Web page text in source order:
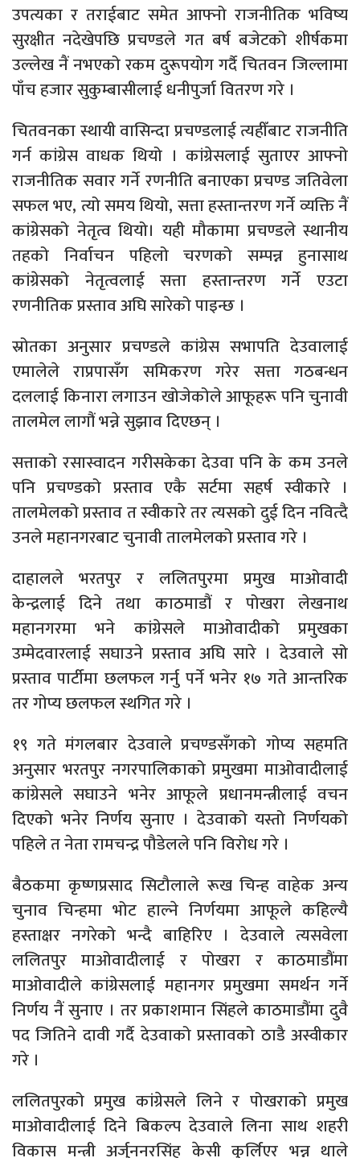
उपत्यका र तराईबाट समेत आफ्नो राजनीतिक भविष्य
सुरक्षीत नदेखेपछि प्रचण्डले गत बर्ष बजेटको शीर्षकमा
उल्लेख नैं नभएको रकम दुरूपयोग गर्दै चितवन जिल्लामा
पाँच हजार सुकुम्बासीलाई धनीपुर्जा वितरण गरे ।
चितवनका स्थायी वासिन्दा प्रचण्डलाई त्यहीँबाट राजनीति
गर्न कांग्रेस वाधक थियो । कांग्रेसलाई सुताएर आफ्नो
राजनीतिक सवार गर्ने रणनीति बनाएका प्रचण्ड जतिवेला
सफल भए, त्यो समय थियो, सत्ता हस्तान्तरण गर्ने व्यक्ति नैं
कांग्रेसको नेतृत्व थियो। यही मौकामा प्रचण्डले स्थानीय
तहको निर्वाचन पहिलो चरणको सम्पन्न हुनासाथ
कांग्रेसको नेतृत्वलाई सत्ता हस्तान्तरण गर्ने एउटा
रणनीतिक प्रस्ताव अघि सारेको पाइन्छ ।
स्रोतका अनुसार प्रचण्डले कांग्रेस सभापति देउवालाई
एमालेले राप्रपासँग समिकरण गरेर सत्ता गठबन्धन
दललाई किनारा लगाउन खोजेकोले आफूहरू पनि चुनावी
तालमेल लागौं भन्ने सुझाव दिएछन् ।
सत्ताको रसास्वादन गरीसकेका देउवा पनि के कम उनले
पनि प्रचण्डको प्रस्ताव एकै सर्टमा सहर्ष स्वीकारे ।
तालमेलको प्रस्ताव त स्वीकारे तर त्यसको दुई दिन नवित्दै
उनले महानगरबाट चुनावी तालमेलको प्रस्ताव गरे ।
दाहालले भरतपुर र ललितपुरमा प्रमुख माओवादी
केन्द्रलाई दिने तथा काठमाडौं र पोखरा लेखनाथ
महानगरमा भने कांग्रेसले माओवादीको प्रमुखका
उम्मेदवारलाई सघाउने प्रस्ताव अघि सारे । देउवाले सो
प्रस्ताव पार्टीमा छलफल गर्नु पर्ने भनेर १७ गते आन्तरिक
तर गोप्य छलफल स्थगित गरे ।
१९ गते मंगलबार देउवाले प्रचण्डसँगको गोप्य सहमति
अनुसार भरतपुर नगरपालिकाको प्रमुखमा माओवादीलाई
कांग्रेसले सघाउने भनेर आफूले प्रधानमन्त्रीलाई वचन
दिएको भनेर निर्णय सुनाए । देउवाको यस्तो निर्णयको
पहिले त नेता रामचन्द्र पौडेलले पनि विरोध गरे ।
बैठकमा कृष्णप्रसाद सिटौलाले रूख चिन्ह वाहेक अन्य
चुनाव चिन्हमा भोट हाल्ने निर्णयमा आफूले कहिल्यै
हस्ताक्षर नगरेको भन्दै बाहिरिए । देउवाले त्यसवेला
ललितपुर माओवादीलाई र पोखरा र काठमाडौंमा
माओवादीले कांग्रेसलाई महानगर प्रमुखमा समर्थन गर्ने
निर्णय नैं सुनाए । तर प्रकाशमान सिंहले काठमाडौंमा दुवै
पद जितिने दावी गर्दै देउवाको प्रस्तावको ठाडै अस्वीकार
गरे ।
ललितपुरको प्रमुख कांग्रेसले लिने र पोखराको प्रमुख
माओवादीलाई दिने बिकल्प देउवाले लिना साथ शहरी
विकास मन्त्री अर्जुननरसिंह केसी कुर्लिएर भन्न थाले